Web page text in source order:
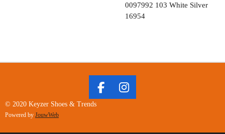
0097992 103 White Silver
16954
F
I
© 2020 Keyzer Shoes & Trends
Powered by JouwWeb